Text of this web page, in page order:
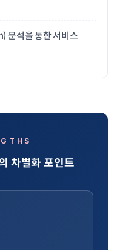
분석을 통한 서비스
차별화 포인트